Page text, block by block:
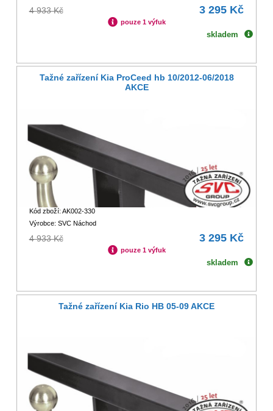
4 933 Kč 3 295 Kč
pouze 1 výfuk
skladem
Tažné zařízení Kia ProCeed hb 10/2012-06/2018
AKCE
Kód zboží: AK002-330
Výrobce: SVC Náchod
4 933 Kč 3 295 Kč
pouze 1 výfuk
skladem
Tažné zařízení Kia Rio HB 05-09 AKCE